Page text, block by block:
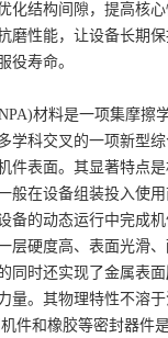
化结构间隙，提高核心
磨性能，让设备长期
役寿命。
材料是一项集摩擦
学科交叉的一项新型
件表面。其显著特点
般在设备组装投入使
备的动态运行中完成
层硬度高、表面光滑
同时还实现了金属表面
量。其物理特性不溶于
件和橡胶等密封器件